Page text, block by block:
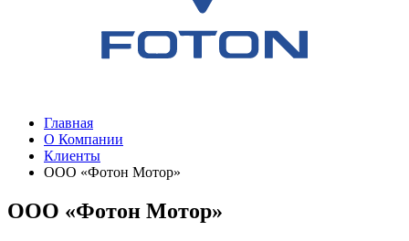
Главная
О Компании
Клиенты
ООО «Фотон Мотор»
ООО «Фотон Мотор»